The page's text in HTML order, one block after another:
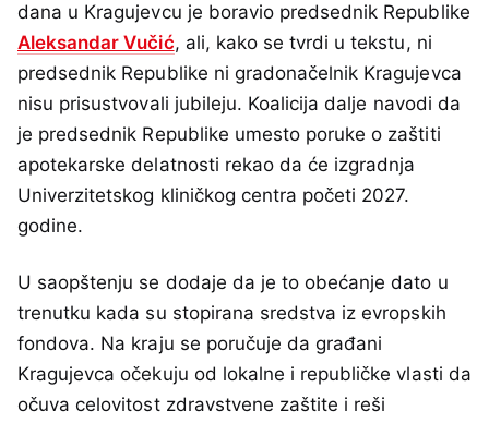
dana u Kragujevcu je boravio predsednik Republike
Aleksandar Vučić, ali, kako se tvrdi u tekstu, ni
predsednik Republike ni gradonačelnik Kragujevca
nisu prisustvovali jubileju. Koalicija dalje navodi da
je predsednik Republike umesto poruke o zaštiti
apotekarske delatnosti rekao da će izgradnja
Univerzitetskog kliničkog centra početi 2027.
godine.
U saopštenju se dodaje da je to obećanje dato u
trenutku kada su stopirana sredstva iz evropskih
fondova. Na kraju se poručuje da građani
Kragujevca očekuju od lokalne i republičke vlasti da
očuva celovitost zdravstvene zaštite i reši